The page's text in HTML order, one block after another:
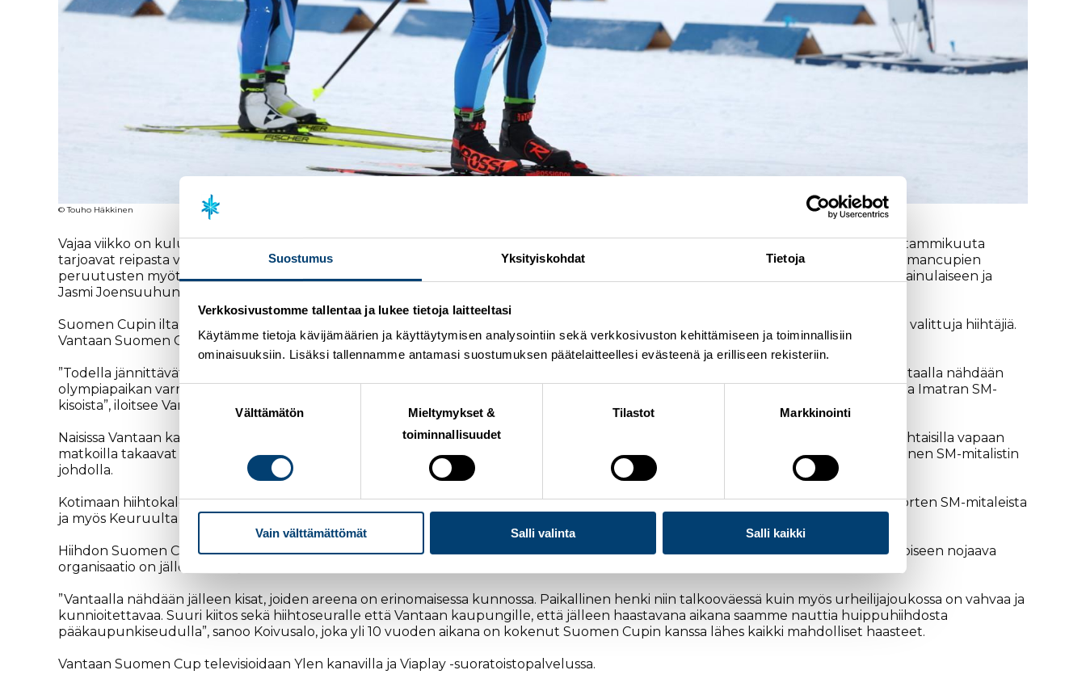
Suostumus Yksityiskohdat Tietoja
Verkkosivustomme tallentaa ja lukee tietoja laitteeltasi
Käytämme tietoja kävijämäärien ja käyttäytymisen analysointiin sekä verkkosivuston kehittämiseen ja toiminnallisiin
ominaisuuksiin. Lisäksi tallennamme antamasi suostumuksen päätelaitteellesi evästeenä ja erilliseen rekisteriin.
Suostumuksen
valinta
Välttämätön
Mieltymykset &
toiminnallisuudet
Tilastot Markkinointi
Vain välttämättömät Salli valinta Salli kaikki
© Touho Häkkinen
Vajaa viikko on kulunut Imatran SM-hiihdoista ja pian hiihdetään jälleen Suomen Cupia, nyt Vantaan Hakunilassa. Iltakilpailut 18.–19. tammikuuta
tarjoavat reipasta vauhtia ja runsaasti jännitettävää, kun osa olympiajoukkueeseen valituista hiihtäjistä hakee vielä kisastartteja maailmancupien
peruutusten myötä. Paikallisesti suurin mielenkiinto kohdistuu Imatran pariviestin kultajoukkueeseen Vantaan Hiihtoseuran Anni Kainulaiseen ja
Jasmi Joensuuhun.
Suomen Cupin iltakilpailuihin Vantaalle on ilmoittautunut lähes 150 urheilijaa ja starttiviiksellä nähdään myös olympiajoukkueeseen valittuja hiihtäjiä.
Vantaan Suomen Cup onkin viimeinen kova maastohiihtokisa ennen Pekingiä.
”Todella jännittävät kisat on tulossa Vantaalle. Radat ovat nopeat ja jatkuvasti työtä vaativat, siksi myös urheilijat joutuvat koville. Vantaalla nähdään
olympiapaikan varmistaneita hiihtäjiä ja tietysti Vantaan Hiihtoseuran omia huippuhiihtäjiä, joista Jasmi ja Anni nappasivat monta mitalia Imatran SM-
kisoista”, iloitsee Vantaan Hiihtoseuran toiminnanjohtaja Satu Kalajainen.
Naisissa Vantaan kaksikkoa haastavat Jasmin Kähärä, Eveliina Piippo, Vilma Nissinen ja Riitta-Liisa Roponen. Jännittävän illan henkilökohtaisilla vapaan
matkoilla takaavat myös Lauri Vuorinen, Joni Mäki ja Perttu Hyvärinen sekä laaja joukko Imatralla kovia otteita esittäneet miehet monen SM-mitalistin
johdolla.
Kotimaan hiihtokalenterissa on käynnissä tiivis arvokisojen ja kotimaan näytönpaikkojen sarja. Parasta aikaa Keuruulla hiihdetään nuorten SM-mitaleista
ja myös Keuruulta saavutaan Vantaalle mitalit kaulassa haastamaan yleisen sarjan kärkiurheilijoita.
Hiihdon Suomen Cupin kilpailunjohtaja Hannu Koivusalo kiittää Vantaan organisaatiota erinomaisesta työstä, jota moneen vapaaehtoiseen nojaava
organisaatio on jälleen tehnyt.
”Vantaalla nähdään jälleen kisat, joiden areena on erinomaisessa kunnossa. Paikallinen henki niin talkooväessä kuin myös urheilijajoukossa on vahvaa ja
kunnioitettavaa. Suuri kiitos sekä hiihtoseuralle että Vantaan kaupungille, että jälleen haastavana aikana saamme nauttia huippuhiihdosta
pääkaupunkiseudulla”, sanoo Koivusalo, joka yli 10 vuoden aikana on kokenut Suomen Cupin kanssa lähes kaikki mahdolliset haasteet.
Vantaan Suomen Cup televisioidaan Ylen kanavilla ja Viaplay -suoratoistopalvelussa.